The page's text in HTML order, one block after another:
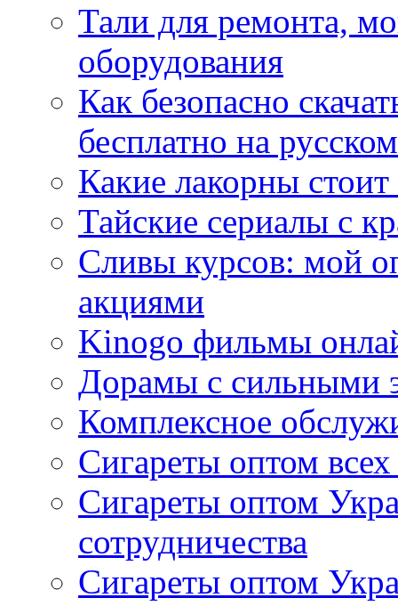
Тали для ремонта,
оборудования
Как безопасно
бесплатно на
Какие лакорны
Тайские сериалы с
Сливы курсов: мой
акциями
Kinogo фильмы
Дорамы с сильными
Комплексное
Сигареты оптом
Сигареты оптом
сотрудничества
Сигареты оптом